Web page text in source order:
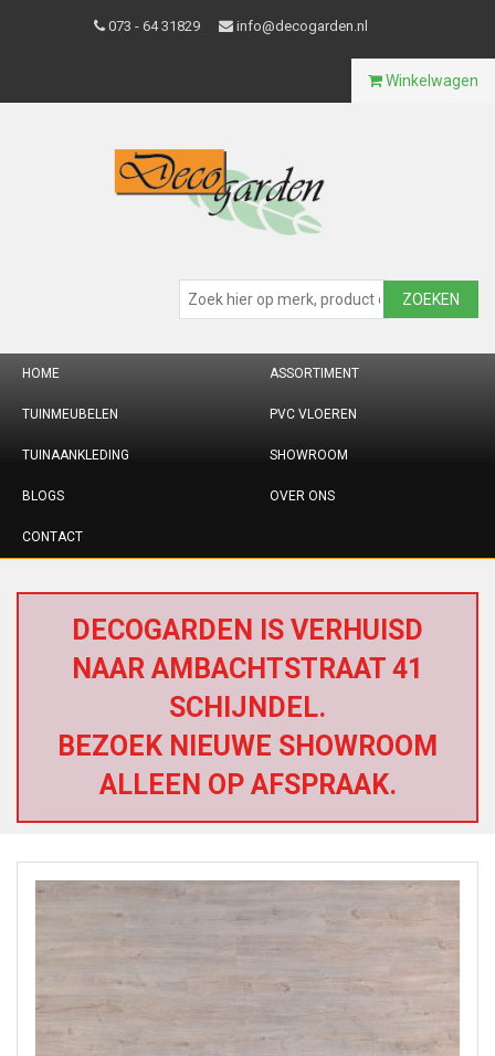
073 - 64 31829 info@decogarden.nl
Winkelwagen
ZOEKEN
HOME ASSORTIMENT
TUINMEUBELEN PVC VLOEREN
TUINAANKLEDING SHOWROOM
BLOGS OVER ONS
CONTACT
DECOGARDEN IS VERHUISD
NAAR AMBACHTSTRAAT 41
SCHIJNDEL.
BEZOEK NIEUWE SHOWROOM
ALLEEN OP AFSPRAAK.